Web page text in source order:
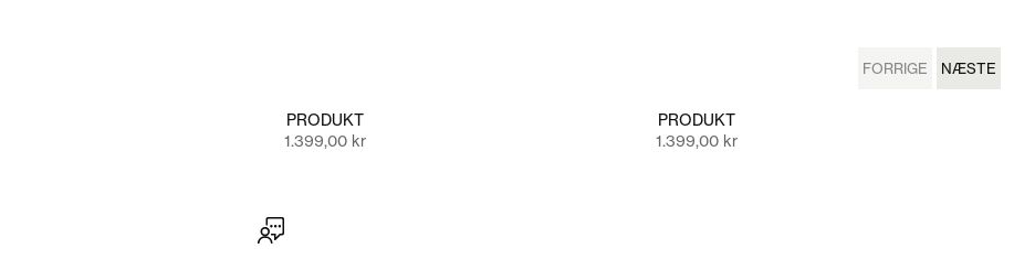
FORRIGE
FORRIGE NÆSTE
NÆSTE
PRODUKT
Salgspris
1.399,00 kr
PRODUKT
Salgspris
1.399,00 kr